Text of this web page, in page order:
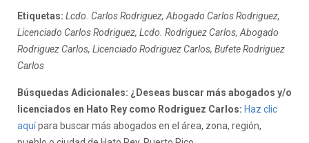
Etiquetas: Lcdo. Carlos Rodriguez, Abogado Carlos Rodriguez,
Licenciado Carlos Rodriguez, Lcdo. Rodriguez Carlos, Abogado
Rodriguez Carlos, Licenciado Rodriguez Carlos, Bufete Rodriguez
Carlos
Búsquedas Adicionales: ¿Deseas buscar más abogados y/o
licenciados en Hato Rey como Rodriguez Carlos: Haz clic
aquípara buscar más abogados en el área, zona, región,